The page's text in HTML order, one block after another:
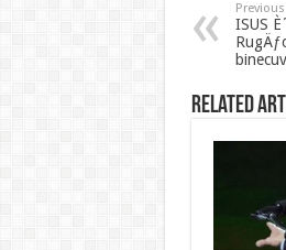
Previous
ISUS
Related